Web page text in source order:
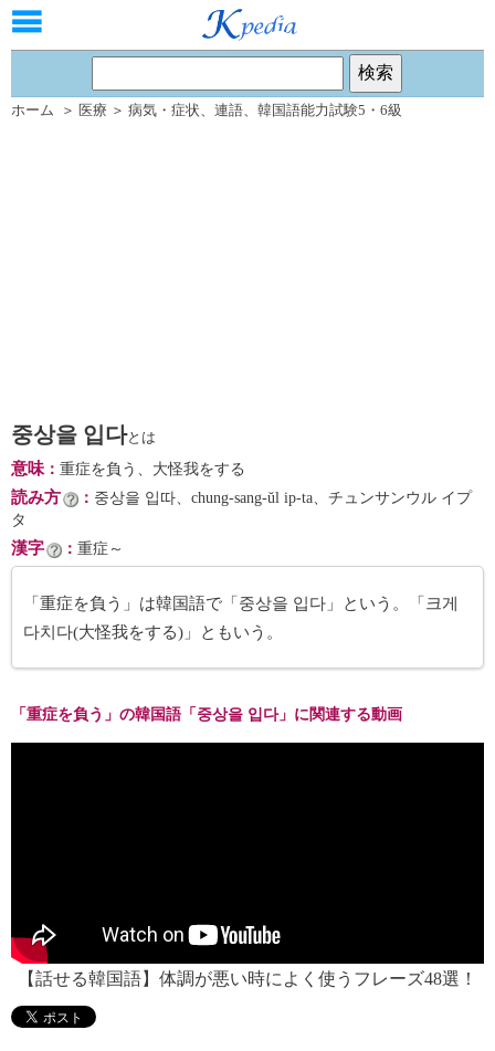
ホーム ＞ 医療 ＞ 病気・症状、 連語、 韓国語能力試験5・6級
중상을 입다とは
意味： 重症を負う、大怪我をする
読み方 ： 중상을 입따、chung-sang-ŭl ip-ta、チュンサンウル イプ
タ
漢字 ： 重症～
「重症を負う」は韓国語で「중상을 입다」という。「크게
다치다(大怪我をする)」ともいう。
「重症を負う」の韓国語「중상을 입다」に関連する動画
【話せる韓国語】体調が悪い時によく使うフレーズ48選！